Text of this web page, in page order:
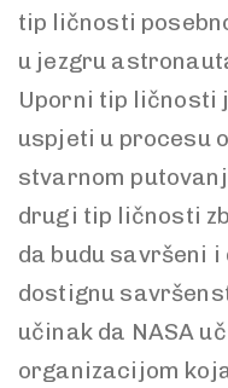
tip ličnosti
u jezgru
Uporni tip ličnosti
uspjeti u procesu
stvarnom
drugi tip ličnosti
da budu savršeni
dostignu
učinak da NASA
organizacijom